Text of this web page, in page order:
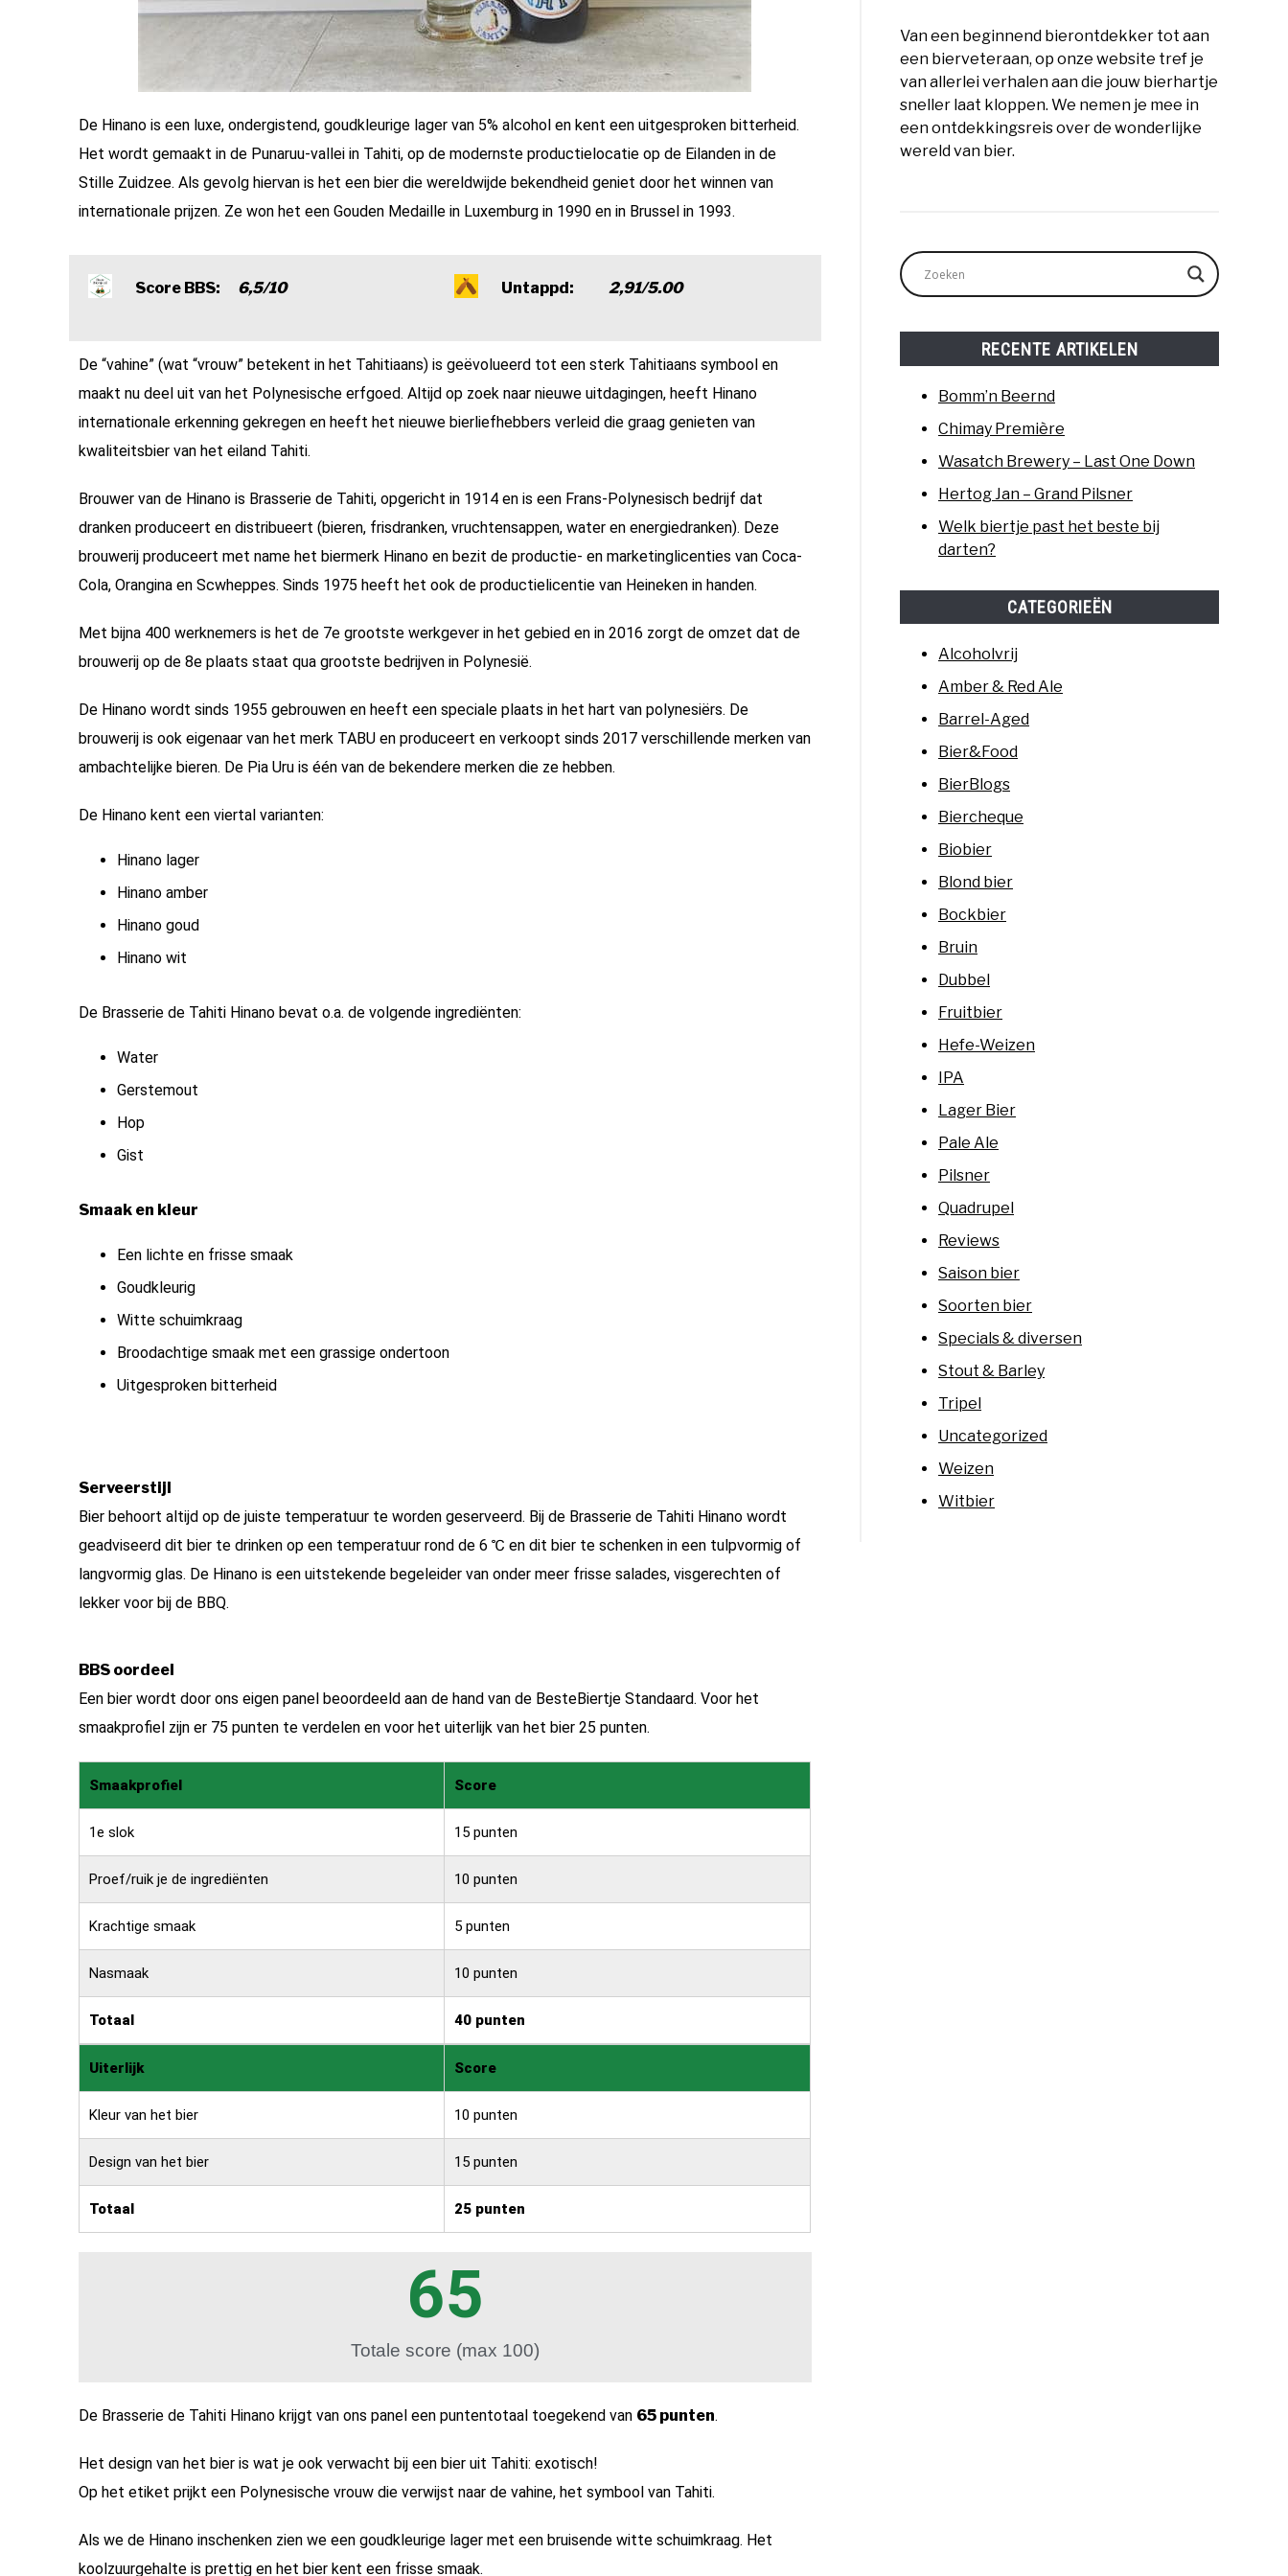
De Hinano is een luxe, ondergistend, goudkleurige lager van 5% alcohol en kent een uitgesproken bitterheid.
Het wordt gemaakt in de Punaruu-vallei in Tahiti, op de modernste productielocatie op de Eilanden in de
Stille Zuidzee. Als gevolg hiervan is het een bier die wereldwijde bekendheid geniet door het winnen van
internationale prijzen. Ze won het een Gouden Medaille in Luxemburg in 1990 en in Brussel in 1993.
Score BBS: 6,5/10 Untappd:2,91/5.00
De “vahine” (wat “vrouw” betekent in het Tahitiaans) is geëvolueerd tot een sterk Tahitiaans symbool en
maakt nu deel uit van het Polynesische erfgoed. Altijd op zoek naar nieuwe uitdagingen, heeft Hinano
internationale erkenning gekregen en heeft het nieuwe bierliefhebbers verleid die graag genieten van
kwaliteitsbier van het eiland Tahiti.
Brouwer van de Hinano is Brasserie de Tahiti, opgericht in 1914 en is een Frans-Polynesisch bedrijf dat
dranken produceert en distribueert (bieren, frisdranken, vruchtensappen, water en energiedranken). Deze
brouwerij produceert met name het biermerk Hinano en bezit de productie- en marketinglicenties van Coca-
Cola, Orangina en Scwheppes. Sinds 1975 heeft het ook de productielicentie van Heineken in handen.
Met bijna 400 werknemers is het de 7e grootste werkgever in het gebied en in 2016 zorgt de omzet dat de
brouwerij op de 8e plaats staat qua grootste bedrijven in Polynesië.
De Hinano wordt sinds 1955 gebrouwen en heeft een speciale plaats in het hart van polynesiërs. De
brouwerij is ook eigenaar van het merk TABU en produceert en verkoopt sinds 2017 verschillende merken van
ambachtelijke bieren. De Pia Uru is één van de bekendere merken die ze hebben.
De Hinano kent een viertal varianten:
Hinano lager
Hinano amber
Hinano goud
Hinano wit
De Brasserie de Tahiti Hinano bevat o.a. de volgende ingrediënten:
Water
Gerstemout
Hop
Gist
Smaak en kleur
Een lichte en frisse smaak
Goudkleurig
Witte schuimkraag
Broodachtige smaak met een grassige ondertoon
Uitgesproken bitterheid
Serveerstijl
Bier behoort altijd op de juiste temperatuur te worden geserveerd. Bij de Brasserie de Tahiti Hinano wordt
geadviseerd dit bier te drinken op een temperatuur rond de 6 ℃ en dit bier te schenken in een tulpvormig of
langvormig glas. De Hinano is een uitstekende begeleider van onder meer frisse salades, visgerechten of
lekker voor bij de BBQ.
BBS oordeel
Een bier wordt door ons eigen panel beoordeeld aan de hand van de BesteBiertje Standaard. Voor het
smaakprofiel zijn er 75 punten te verdelen en voor het uiterlijk van het bier 25 punten.
Smaakprofiel Score
1e slok 15 punten
Proef/ruik je de ingrediënten 10 punten
Krachtige smaak 5 punten
Nasmaak 10 punten
Totaal 40 punten
Uiterlijk Score
Kleur van het bier 10 punten
Design van het bier 15 punten
Totaal 25 punten
Totale score (max 100)
65
De Brasserie de Tahiti Hinano krijgt van ons panel een puntentotaal toegekend van 65 punten.
Het design van het bier is wat je ook verwacht bij een bier uit Tahiti: exotisch!
Op het etiket prijkt een Polynesische vrouw die verwijst naar de vahine, het symbool van Tahiti.
Als we de Hinano inschenken zien we een goudkleurige lager met een bruisende witte schuimkraag. Het
koolzuurgehalte is prettig en het bier kent een frisse smaak.
Van een beginnend bierontdekker tot aan
een bierveteraan, op onze website tref je
van allerlei verhalen aan die jouw bierhartje
sneller laat kloppen. We nemen je mee in
een ontdekkingsreis over de wonderlijke
wereld van bier.
RECENTE ARTIKELEN
Bomm’n Beernd
Chimay Première
Wasatch Brewery – Last One Down
Hertog Jan – Grand Pilsner
Welk biertje past het beste bij
darten?
CATEGORIEËN
Alcoholvrij
Amber & Red Ale
Barrel-Aged
Bier&Food
BierBlogs
Biercheque
Biobier
Blond bier
Bockbier
Bruin
Dubbel
Fruitbier
Hefe-Weizen
IPA
Lager Bier
Pale Ale
Pilsner
Quadrupel
Reviews
Saison bier
Soorten bier
Specials & diversen
Stout & Barley
Tripel
Uncategorized
Weizen
Witbier